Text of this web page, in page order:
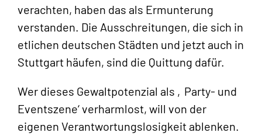
verachten, haben das als Ermunterung
verstanden. Die Ausschreitungen, die sich in
etlichen deutschen Städten und jetzt auch in
Stuttgart häufen, sind die Quittung dafür.
Wer dieses Gewaltpotenzial als ‚Party- und
Eventszene‘ verharmlost, will von der
eigenen Verantwortungslosigkeit ablenken.